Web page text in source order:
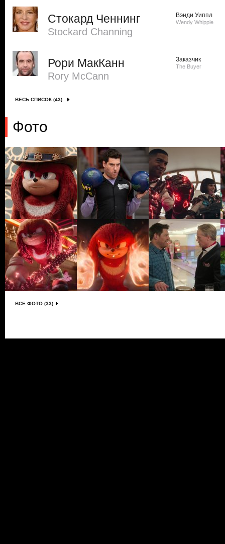
Стокард Ченнинг
Stockard Channing
Вэнди Уиппл
Wendy Whipple
Рори МакКанн
Rory McCann
Заказчик
The Buyer
ВЕСЬ СПИСОК (43)
Фото
ВСЕ ФОТО (33)